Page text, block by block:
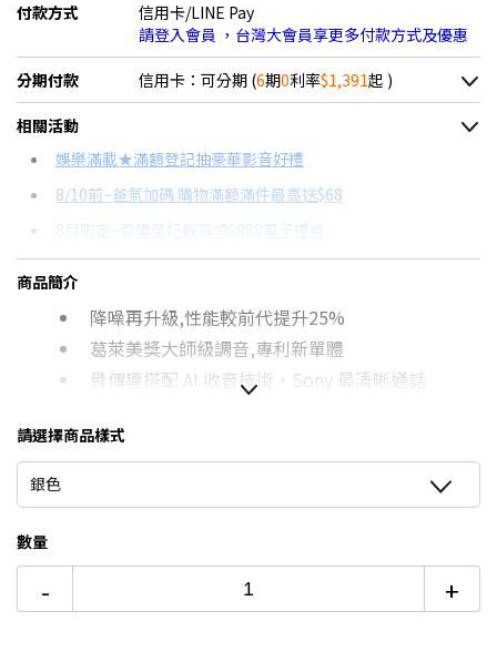
付款方式
信用卡/LINE Pay
請登入會員 ，台灣大會員享更多付款方式及優惠
分期付款 信用卡：可分期 (6期0利率$1,391起 )
＊實際可分期數、適用利率，請以購物車顯示為主
信用卡分期
分期數
6期 0利率
12期
24期
每期金額
$744
配合銀行/業者
18家銀行/業者
相關活動
娛樂滿載★滿額登記抽豪華影音好禮
8/10前~爸氣加碼 購物滿額滿件最高送$68
8月限定~首購登記最高領$888電子禮券
台灣大哥大Open Possible聯名卡滿額最高回饋25%
更多信用卡分期0利率滿額享回饋
AirPods 4 開箱→點我看達人教你買
商品簡介
降噪再升級,性能較前代提升25%
葛萊美獎大師級調音,專利新單體
骨傳導搭配 AI 收音技術，Sony 最清晰通話
請選擇商品樣式
銀色
數量
- +